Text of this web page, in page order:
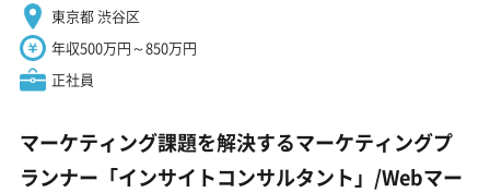
東京都 渋谷区
年収500万円～850万円
正社員
マーケティング課題を解決するマーケティングプ
ランナー「インサイトコンサルタント」/Webマー